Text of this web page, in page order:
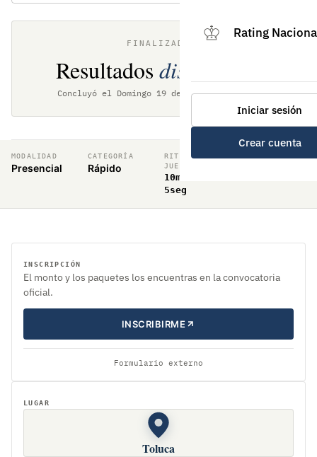
Rating
Iniciar sesión
Crear cuenta
FINALIZADO
Resultados disponibles
Concluyó el Domingo 19 de octubre de 2025
MODALIDAD
Presencial
CATEGORÍA
Rápido
RITMO DE
JUEGO
10min +
5seg
INSCRIPCIÓN
El monto y los paquetes los encuentras en la convocatoria
oficial.
INSCRIBIRME
Formulario externo
LUGAR
Toluca